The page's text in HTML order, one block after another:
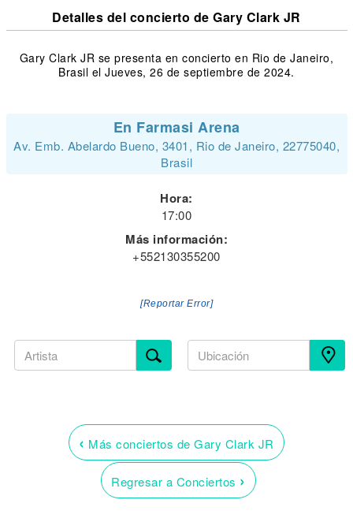
Detalles del concierto de Gary Clark JR
Gary Clark JR se presenta en concierto en Rio de Janeiro,
Brasil el Jueves, 26 de septiembre de 2024.
En Farmasi Arena
Av. Emb. Abelardo Bueno, 3401, Rio de Janeiro, 22775040,
Brasil
Hora:
17:00
Más información:
+552130355200
[Reportar Error]
‹ Más conciertos de Gary Clark JR
Regresar a Conciertos ›